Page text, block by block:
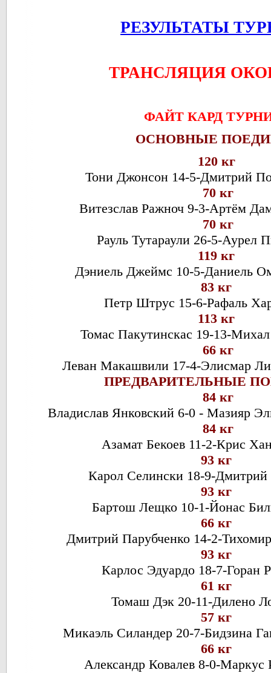
РЕЗУЛЬТАТЫ
ТРАНСЛЯЦИЯ
ФАЙТ КАРД
ОСНОВНЫЕ
120 кг
Тони Джонсон 14-5-Дмитрий
70 кг
Витезслав Ражноч 9-3-Артём
70 кг
Рауль Тутараули 26-5-Аурел
119 кг
Дэниель Джеймс 10-5-Даниель
83 кг
Петр Штрус 15-6-Рафаль
113 кг
Томас Пакутинскас 19-13-
66 кг
Леван Макашвили 17-4-Элисмар
ПРЕДВАРИТЕЛЬНЫЕ
84 кг
Владислав Янковский 6-0 - Мазияр
84 кг
Азамат Бекоев 11-2-Крис
93 кг
Карол Селински 18-9-
93 кг
Бартош Лещко 10-1-Йонас
66 кг
Дмитрий Парубченко 14-2-
93 кг
Карлос Эдуардо 18-7-Горан
61 кг
Томаш Дэк 20-11-Дилено
57 кг
Микаэль Силандер 20-7-Бидзина
66 кг
Александр Ковалев 8-0-Маркус